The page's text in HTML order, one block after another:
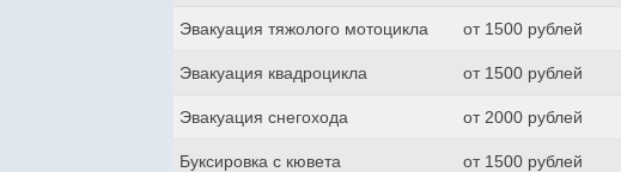
Эвакуация тяжолого мотоцикла от 1500 рублей
Эвакуация квадроцикла от 1500 рублей
Эвакуация снегохода от 2000 рублей
Буксировка с кювета от 1500 рублей